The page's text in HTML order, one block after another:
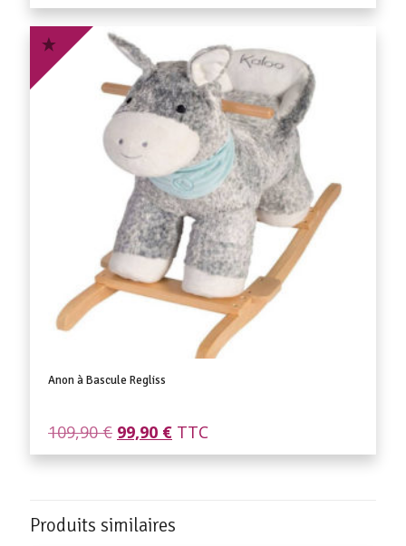
Anon à Bascule Regliss
109,90€ Le
initial
99,90 €Le
actuel
TTC
Produits similaires